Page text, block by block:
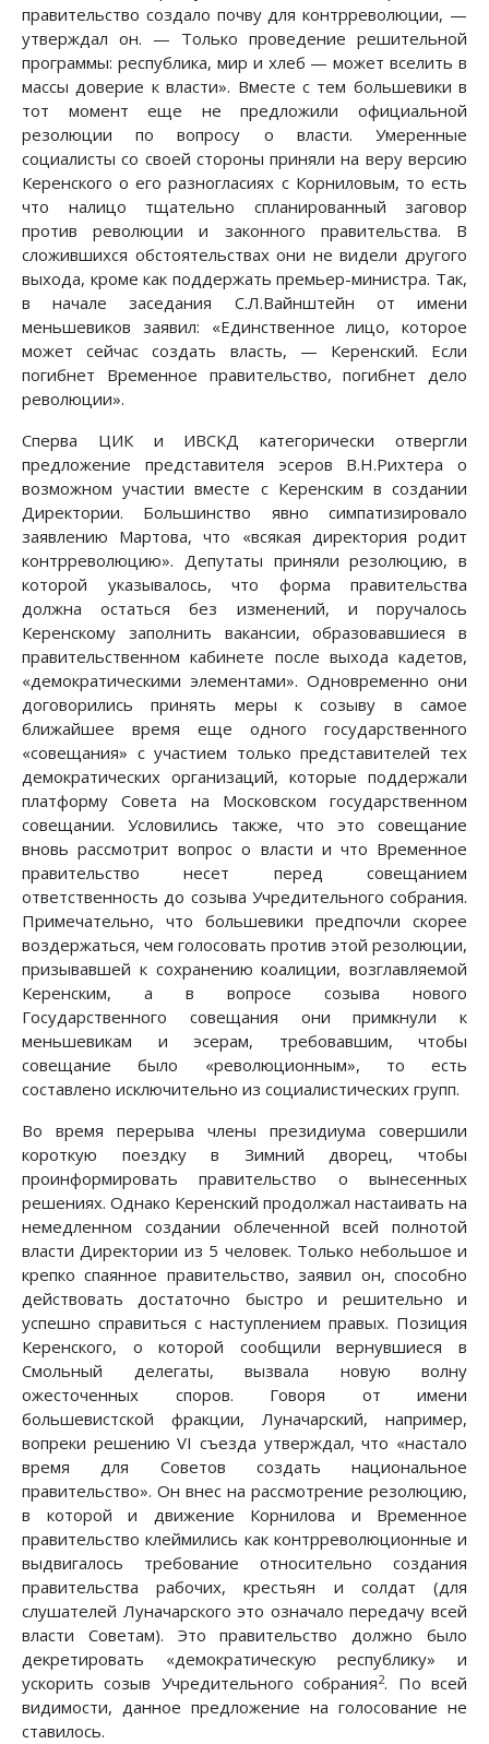
правительство создало почву для контрреволюции, —
утверждал он. — Только проведение решительной
программы: республика, мир и хлеб — может вселить в
массы доверие к власти». Вместе с тем большевики в
тот момент еще не предложили официальной
резолюции по вопросу о власти. Умеренные
социалисты со своей стороны приняли на веру версию
Керенского о его разногласиях с Корниловым, то есть
что налицо тщательно спланированный заговор
против революции и законного правительства. В
сложившихся обстоятельствах они не видели другого
выхода, кроме как поддержать премьер-министра. Так,
в начале заседания С.Л.Вайнштейн от имени
меньшевиков заявил: «Единственное лицо, которое
может сейчас создать власть, — Керенский. Если
погибнет Временное правительство, погибнет дело
революции».
Сперва ЦИК и ИВСКД категорически отвергли
предложение представителя эсеров В.Н.Рихтера о
возможном участии вместе с Керенским в создании
Директории. Большинство явно симпатизировало
заявлению Мартова, что «всякая директория родит
контрреволюцию». Депутаты приняли резолюцию, в
которой указывалось, что форма правительства
должна остаться без изменений, и поручалось
Керенскому заполнить вакансии, образовавшиеся в
правительственном кабинете после выхода кадетов,
«демократическими элементами». Одновременно они
договорились принять меры к созыву в самое
ближайшее время еще одного государственного
«совещания» с участием только представителей тех
демократических организаций, которые поддержали
платформу Совета на Московском государственном
совещании. Условились также, что это совещание
вновь рассмотрит вопрос о власти и что Временное
правительство несет перед совещанием
ответственность до созыва Учредительного собрания.
Примечательно, что большевики предпочли скорее
воздержаться, чем голосовать против этой резолюции,
призывавшей к сохранению коалиции, возглавляемой
Керенским, а в вопросе созыва нового
Государственного совещания они примкнули к
меньшевикам и эсерам, требовавшим, чтобы
совещание было «революционным», то есть
составлено исключительно из социалистических групп.
Во время перерыва члены президиума совершили
короткую поездку в Зимний дворец, чтобы
проинформировать правительство о вынесенных
решениях. Однако Керенский продолжал настаивать на
немедленном создании облеченной всей полнотой
власти Директории из 5 человек. Только небольшое и
крепко спаянное правительство, заявил он, способно
действовать достаточно быстро и решительно и
успешно справиться с наступлением правых. Позиция
Керенского, о которой сообщили вернувшиеся в
Смольный делегаты, вызвала новую волну
ожесточенных споров. Говоря от имени
большевистской фракции, Луначарский, например,
вопреки решению VI съезда утверждал, что «настало
время для Советов создать национальное
правительство». Он внес на рассмотрение резолюцию,
в которой и движение Корнилова и Временное
правительство клеймились как контрреволюционные и
выдвигалось требование относительно создания
правительства рабочих, крестьян и солдат (для
слушателей Луначарского это означало передачу всей
власти Советам). Это правительство должно было
декретировать «демократическую республику» и
ускорить созыв Учредительного собрания2. По всей
видимости, данное предложение на голосование не
ставилось.